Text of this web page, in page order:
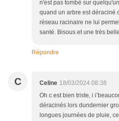
n'est pas tombé sur
quand un arbre est déraciné
réseau racinaire ne lui
santé. Bisous et une très
Répondre
C Celine 18/03/2024 08:38
Oh c est bien triste, i
déracinés lors dundernier
longues journées de pluie,